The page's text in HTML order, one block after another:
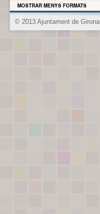
MOSTRAR MENYS FORMATS
© 2013 Ajuntament de Girona